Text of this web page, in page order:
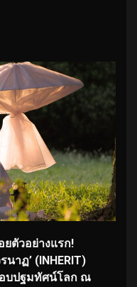
ยตัวอย่างแรก!
าฏ’ (INHERIT)
อบปฐมทัศน์โลก ณ